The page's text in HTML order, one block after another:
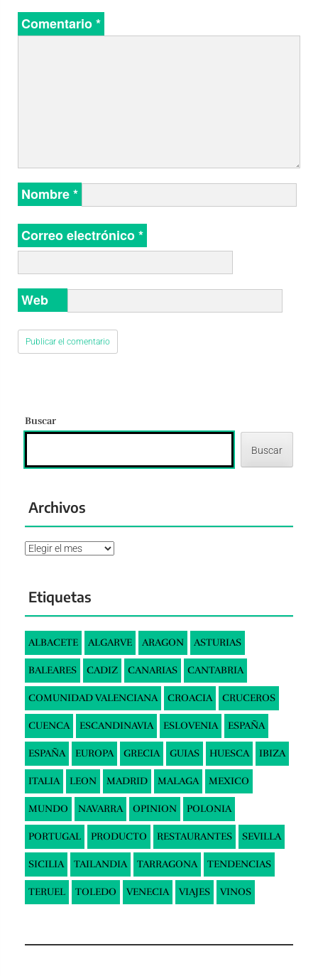
Comentario*
Nombre*
Correo electrónico*
Web
Buscar
Buscar
Archivos
Archivos
Etiquetas
ALBACETE ALGARVE ARAGON ASTURIAS
BALEARES CADIZ CANARIAS CANTABRIA
COMUNIDAD VALENCIANA CROACIA CRUCEROS
CUENCA ESCANDINAVIA ESLOVENIA ESPAÑA
ESPAÑA EUROPA GRECIA GUIAS HUESCA IBIZA
ITALIA LEON MADRID MALAGA MEXICO
MUNDO NAVARRA OPINION POLONIA
PORTUGAL PRODUCTO RESTAURANTES SEVILLA
SICILIA TAILANDIA TARRAGONA TENDENCIAS
TERUEL TOLEDO VENECIA VIAJES VINOS